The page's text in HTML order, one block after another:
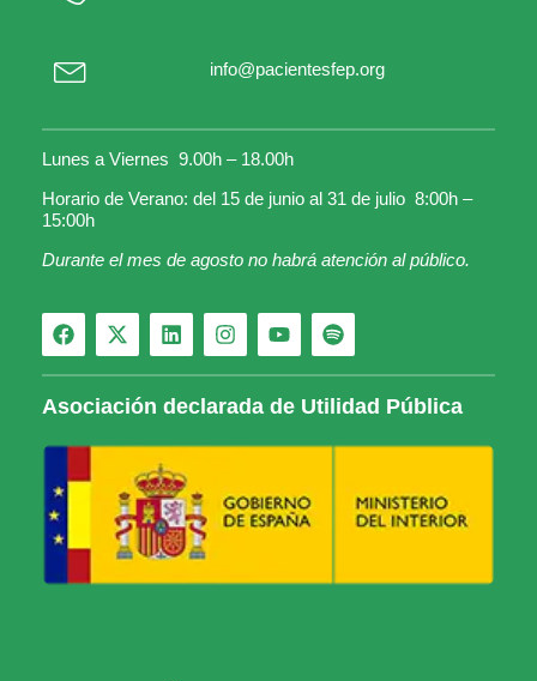
info@pacientesfep.org
Lunes a Viernes 9.00h – 18.00h
Horario de Verano: del 15 de junio al 31 de julio 8:00h –
15:00h
Durante el mes de agosto no habrá atención al público.
Asociación declarada de Utilidad Pública